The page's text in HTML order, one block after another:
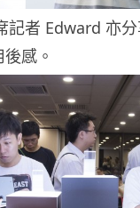
者 Edward 亦
感。